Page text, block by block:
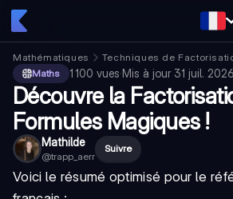
Mathématiques Techniques de
Maths
1 100 vues·Mis à jour 31 juil. 2026
Découvre la
Formules Magiques !
Mathilde
@trapp_aerr
Suivre
Voici le résumé optimisé pour le